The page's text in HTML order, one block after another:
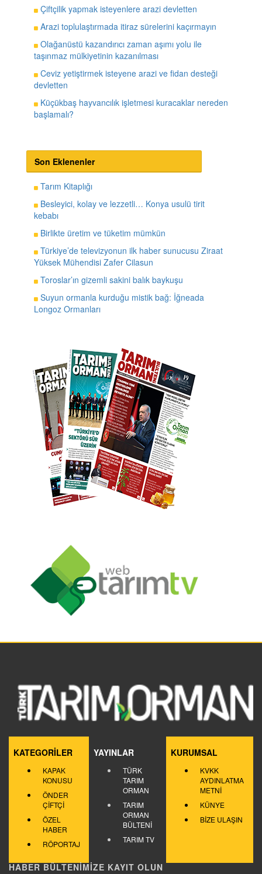
Çiftçilik yapmak isteyenlere arazi devletten
Arazi toplulaştırmada itiraz sürelerini kaçırmayın
Olağanüstü kazandırıcı zaman aşımı yolu ile
taşınmaz mülkiyetinin kazanılması
Ceviz yetiştirmek isteyene arazi ve fidan desteği
devletten
Küçükbaş hayvancılık işletmesi kuracaklar nereden
başlamalı?
Son Eklenenler
Tarım Kitaplığı
Besleyici, kolay ve lezzetli… Konya usulü tirit
kebabı
Birlikte üretim ve tüketim mümkün
Türkiye’de televizyonun ilk haber sunucusu Ziraat
Yüksek Mühendisi Zafer Cilasun
Toroslar’ın gizemli sakini balık baykuşu
Suyun ormanla kurduğu mistik bağ: İğneada
Longoz Ormanları
KATEGORİLER
KAPAK
KONUSU
ÖNDER
ÇİFTÇİ
ÖZEL
HABER
RÖPORTAJ
YAYINLAR
TÜRK
TARIM
ORMAN
TARIM
ORMAN
BÜLTENİ
TARIM TV
KURUMSAL
KVKK
AYDINLATMA
METNİ
KÜNYE
BİZE ULAŞIN
HABER BÜLTENİMİZE KAYIT OLUN